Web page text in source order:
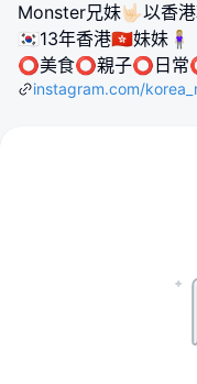
Monster兄妹🤟🏻以香
🇰🇷13年香港🇭🇰妹妹
⭕️美食⭕️親子⭕️日常
instagram.com/